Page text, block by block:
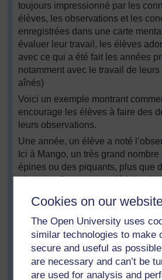
Cookies on our
The Open University uses
similar technologies to make
secure and useful as
are necessary and can’t be
are used for analysis and
toujours impressionné par les
élèves, les observations et les
enregistrées dans une carte
évaluer leur travail, les élèves
avec ce qui a été fait les années
notamment avec le travail de
aînés)
Voici un exemple montrant
encourage les élèves à faire des
leurs observations.
Une année, un élève a noté
Ici à Mango, un très grand
épines ou des piquants, plus que
plateaux. Que peut-on déduire de
l’adaptation aux régions sèches –
M. Lare a demandé aux groupes
d’entre eux étaient d’accord pour
des épines est un avantage
situées dans les régions sèches
remplacer facilement leurs